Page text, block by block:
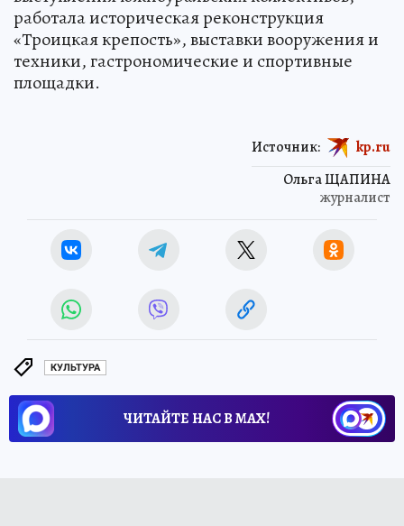
работала историческая реконструкция
«Троицкая крепость», выставки вооружения и
техники, гастрономические и спортивные
площадки.
Ольга ЩАПИНА
журналист
Источник: kp.ru
КУЛЬТУРА
ЧИТАЙТЕ НАС В МАХ!